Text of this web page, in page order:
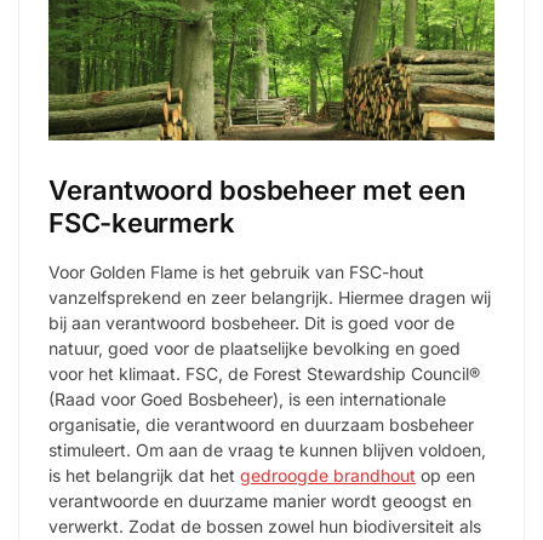
Verantwoord bosbeheer met een
FSC-keurmerk
Voor Golden Flame is het gebruik van FSC-hout
vanzelfsprekend en zeer belangrijk. Hiermee dragen wij
bij aan verantwoord bosbeheer. Dit is goed voor de
natuur, goed voor de plaatselijke bevolking en goed
voor het klimaat. FSC, de Forest Stewardship Council®
(Raad voor Goed Bosbeheer), is een internationale
organisatie, die verantwoord en duurzaam bosbeheer
stimuleert. Om aan de vraag te kunnen blijven voldoen,
is het belangrijk dat het gedroogde brandhout op een
verantwoorde en duurzame manier wordt geoogst en
verwerkt. Zodat de bossen zowel hun biodiversiteit als